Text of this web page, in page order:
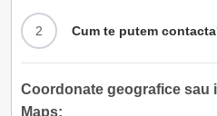
2 Cum te putem
Coordonate geografice sau
Maps: